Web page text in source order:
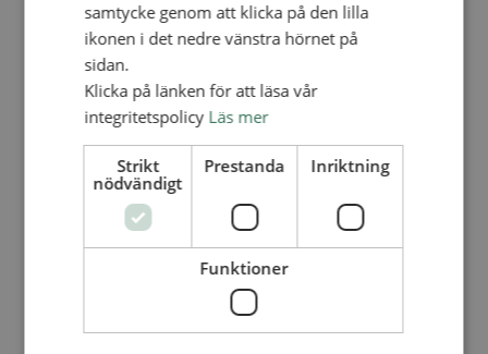
Lediga tjänster
FÖR FÖRSAMLINGAR
FÖRDJUPNING OCH UTVECKLING
Missionella initiativ
Smågrupper
Skapelse och miljö
Gudstjänst
Vänförsamling
Integrationsarbete
För barns bästa – överallt
Missionsinspiratörens verktygslåda
samtycke genom att klicka på den lilla
ikonen i det nedre vänstra hörnet på
sidan.
Klicka på länken för att läsa vår
integritetspolicy Läs mer
Strikt
nödvändigt
Prestanda Inriktning
Funktioner